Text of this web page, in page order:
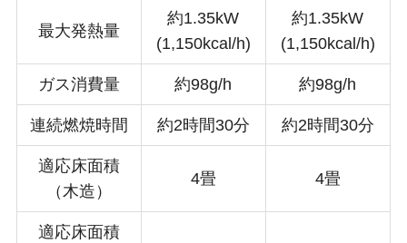
最大発熱量
約1.35kW
(1,150kcal/h)
約1.35kW
(1,150kcal/h)
ガス消費量 約98g/h 約98g/h
連続燃焼時間 約2時間30分 約2時間30分
適応床面積
（木造）
4畳 4畳
適応床面積